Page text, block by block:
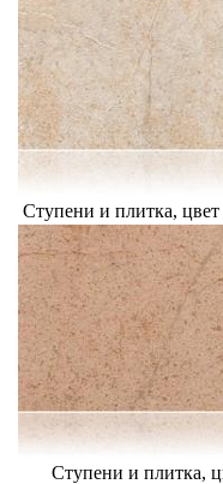
Ступени и плитка,
Ступени и плитка,